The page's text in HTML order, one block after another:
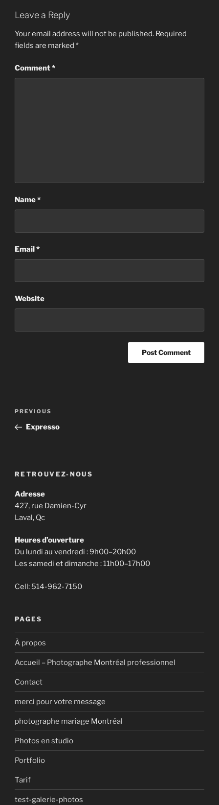
Leave a Reply
Your email address will not be published. Required
fields are marked *
Comment*
Name*
Email*
Website
Previous
Post
PREVIOUS
Expresso
RETROUVEZ-NOUS
Adresse
427, rue Damien-Cyr
Laval, Qc
Heures d’ouverture
Du lundi au vendredi : 9h00–20h00
Les samedi et dimanche : 11h00–17h00
Cell: 514-962-7150
PAGES
À propos
Accueil – Photographe Montréal professionnel
Contact
merci pour votre message
photographe mariage Montréal
Photos en studio
Portfolio
Tarif
test-galerie-photos